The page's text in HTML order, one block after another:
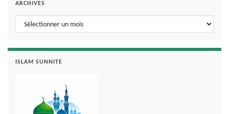
ARCHIVES
Archives
ISLAM SUNNITE